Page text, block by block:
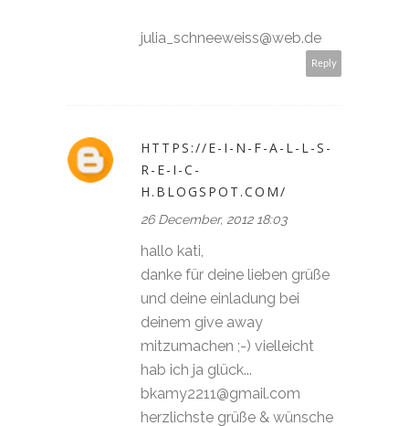
julia_schneeweiss@web.de
Reply
HTTPS://E-I-N-F-A-L-L-S-
R-E-I-C-
H.BLOGSPOT.COM/
26 December, 2012 18:03
hallo kati,
danke für deine lieben grüße
und deine einladung bei
deinem give away
mitzumachen ;-) vielleicht
hab ich ja glück...
bkamy2211@gmail.com
herzlichste grüße & wünsche